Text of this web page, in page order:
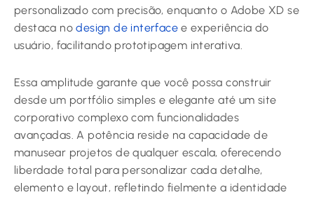
personalizado com precisão, enquanto o Adobe XD se
destaca nodesign de interface e experiência do
usuário, facilitando prototipagem interativa.
Essa amplitude garante que você possa construir
desde um portfólio simples e elegante até um site
corporativo complexo com funcionalidades
avançadas. A potência reside na capacidade de
manusear projetos de qualquer escala, oferecendo
liberdade total para personalizar cada detalhe,
elemento e layout, refletindo fielmente a identidade